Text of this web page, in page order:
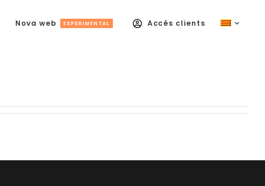
Nova web EXPERIMENTAL Accés clients